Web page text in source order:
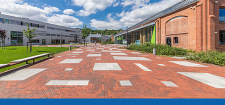
HOCHSCHULE
INTERNATIONAL
BESCHÄFTIGTE
Blogs Kontakt und Anfahrt Webmail Moodle
TH Online-Portal Personensuche English